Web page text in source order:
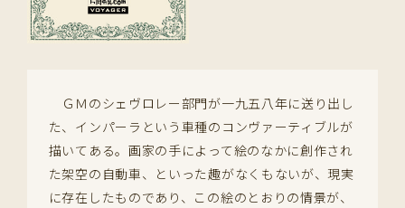
ＧＭのシェヴロレー部門が一九五八年に送り出し
た、インパーラという車種のコンヴァーティブルが
描いてある。画家の手によって絵のなかに創作され
た架空の自動車、といった趣がなくもないが、現実
に存在したものであり、この絵のとおりの情景が、